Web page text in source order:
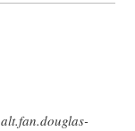
alt.fan.douglas-